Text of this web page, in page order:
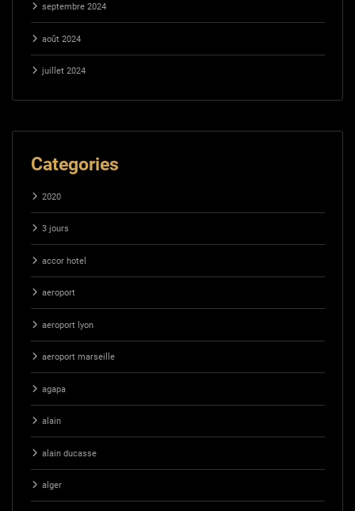
septembre 2024
août 2024
juillet 2024
Categories
2020
3 jours
accor hotel
aeroport
aeroport lyon
aeroport marseille
agapa
alain
alain ducasse
alger